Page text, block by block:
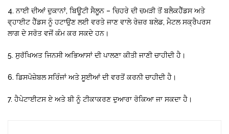
4. ਨਾਈ ਦੀਆਂ ਦੁਕਾਨਾਂ, ਬਿਊਟੀ ਸੈਲੂਨ – ਚਿਹਰੇ ਦੀ ਚਮੜੀ ਤੋਂ ਬਲੈਕਹੈੱਡਸ ਅਤੇ
ਵ੍ਹਾਈਟ ਹੈੱਡਸ ਨੂੰ ਹਟਾਉਣ ਲਈ ਵਰਤੇ ਜਾਣ ਵਾਲੇ ਰੇਜ਼ਰ ਬਲੇਡ, ਮੈਟਲ ਸਕ੍ਰੈਪਰਸ
ਲਾਗ ਦੇ ਸਰੋਤ ਵਜੋਂ ਕੰਮ ਕਰ ਸਕਦੇ ਹਨ।
5. ਸੁਰੱਖਿਅਤ ਜਿਨਸੀ ਅਭਿਆਸਾਂ ਦੀ ਪਾਲਣਾ ਕੀਤੀ ਜਾਣੀ ਚਾਹੀਦੀ ਹੈ।
6. ਡਿਸਪੋਜ਼ੇਬਲ ਸਰਿੰਜਾਂ ਅਤੇ ਸੂਈਆਂ ਦੀ ਵਰਤੋਂ ਕਰਨੀ ਚਾਹੀਦੀ ਹੈ।
7. ਹੈਪੇਟਾਈਟਸ ਏ ਅਤੇ ਬੀ ਨੂੰ ਟੀਕਾਕਰਣ ਦੁਆਰਾ ਰੋਕਿਆ ਜਾ ਸਕਦਾ ਹੈ।